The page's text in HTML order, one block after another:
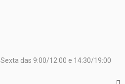
das 9:00/12:00 e 14:30/19:00